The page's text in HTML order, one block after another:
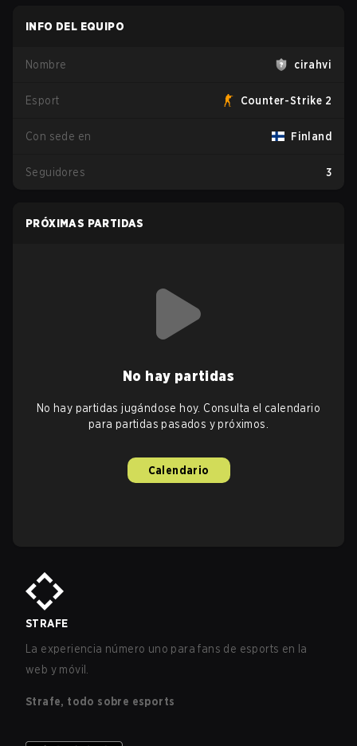
INFO DEL EQUIPO
Nombre cirahvi
Esport Counter-Strike 2
Con sede en Finland
Seguidores 3
PRÓXIMAS PARTIDAS
No hay partidas
No hay partidas jugándose hoy. Consulta el calendario
para partidas pasados y próximos.
Calendario
STRAFE
La experiencia número uno para fans de esports en la
web y móvil.
Strafe, todo sobre esports